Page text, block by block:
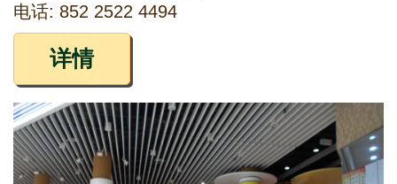
电话: 852 2522 4494
详情